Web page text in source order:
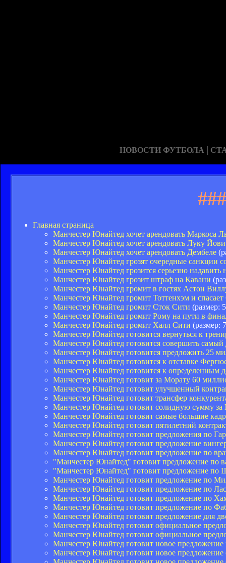
НОВОСТИ ФУТБОЛА |
###
Главная страница
Манчестер Юнайтед хочет арендовать Маркоса
Манчестер Юнайтед хочет арендовать Луку
Манчестер Юнайтед хочет арендовать Дембеле
Манчестер Юнайтед грозят очередные санкции
Манчестер Юнайтед грозится серьезно надавить
Манчестер Юнайтед грозит штраф на Кавани
Манчестер Юнайтед громит в гостях Астон
Манчестер Юнайтед громит Тоттенхэм и спасает
Манчестер Юнайтед громит Сток Сити (размер:
Манчестер Юнайтед громит Рому на пути в
Манчестер Юнайтед громит Халл Сити (размер:
Манчестер Юнайтед готовится вернуться к
Манчестер Юнайтед готовится совершить самый
Манчестер Юнайтед готовится предложить 25
Манчестер Юнайтед готовится к отставке
Манчестер Юнайтед готовится к определенным
Манчестер Юнайтед готовит за Морату 60
Манчестер Юнайтед готовит улучшенный
Манчестер Юнайтед готовит трансфер
Манчестер Юнайтед готовит солидную сумму за
Манчестер Юнайтед готовит самые большие
Манчестер Юнайтед готовит пятилетний
Манчестер Юнайтед готовит предложения по
Манчестер Юнайтед готовит предложение
Манчестер Юнайтед готовит предложение по
"Манчестер Юнайтед" готовит предложение по
"Манчестер Юнайтед" готовит предложение по
Манчестер Юнайтед готовит предложение по
Манчестер Юнайтед готовит предложение по
Манчестер Юнайтед готовит предложение по
Манчестер Юнайтед готовит предложение по
Манчестер Юнайтед готовит предложение для
Манчестер Юнайтед готовит официальное
Манчестер Юнайтед готовит официальное
Манчестер Юнайтед готовит новое
Манчестер Юнайтед готовит новое